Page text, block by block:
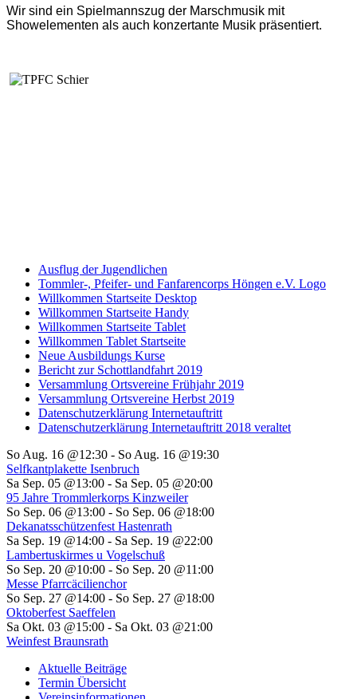
Wir sind ein Spielmannszug der Marschmusik mit
Showelementen als auch konzertante Musik präsentiert.
Ausflug der Jugendlichen
Tommler-, Pfeifer- und Fanfarencorps Höngen e.V. Logo
Willkommen Startseite Desktop
Willkommen Startseite Handy
Willkommen Startseite Tablet
Willkommen Tablet Startseite
Neue Ausbildungs Kurse
Bericht zur Schottlandfahrt 2019
Versammlung Ortsvereine Frühjahr 2019
Versammlung Ortsvereine Herbst 2019
Datenschutzerklärung Internetauftritt
Datenschutzerklärung Internetauftritt 2018 veraltet
So Aug. 16 @12:30 - So Aug. 16 @19:30
Selfkantplakette Isenbruch
Sa Sep. 05 @13:00 - Sa Sep. 05 @20:00
95 Jahre Trommlerkorps Kinzweiler
So Sep. 06 @13:00 - So Sep. 06 @18:00
Dekanatsschützenfest Hastenrath
Sa Sep. 19 @14:00 - Sa Sep. 19 @22:00
Lambertuskirmes u Vogelschuß
So Sep. 20 @10:00 - So Sep. 20 @11:00
Messe Pfarrcäcilienchor
So Sep. 27 @14:00 - So Sep. 27 @18:00
Oktoberfest Saeffelen
Sa Okt. 03 @15:00 - Sa Okt. 03 @21:00
Weinfest Braunsrath
Aktuelle Beiträge
Termin Übersicht